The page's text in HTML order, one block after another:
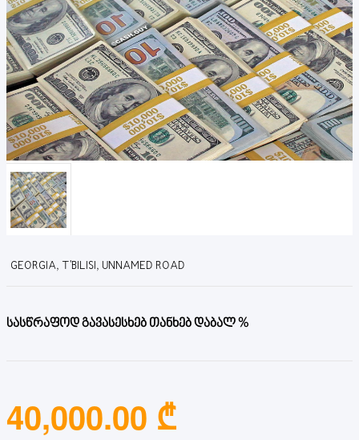
GEORGIA, T'BILISI, UNNAMED ROAD
სასწრაფოდ გავასესხებ თანხებ დაბალ %
40,000.00 ₾